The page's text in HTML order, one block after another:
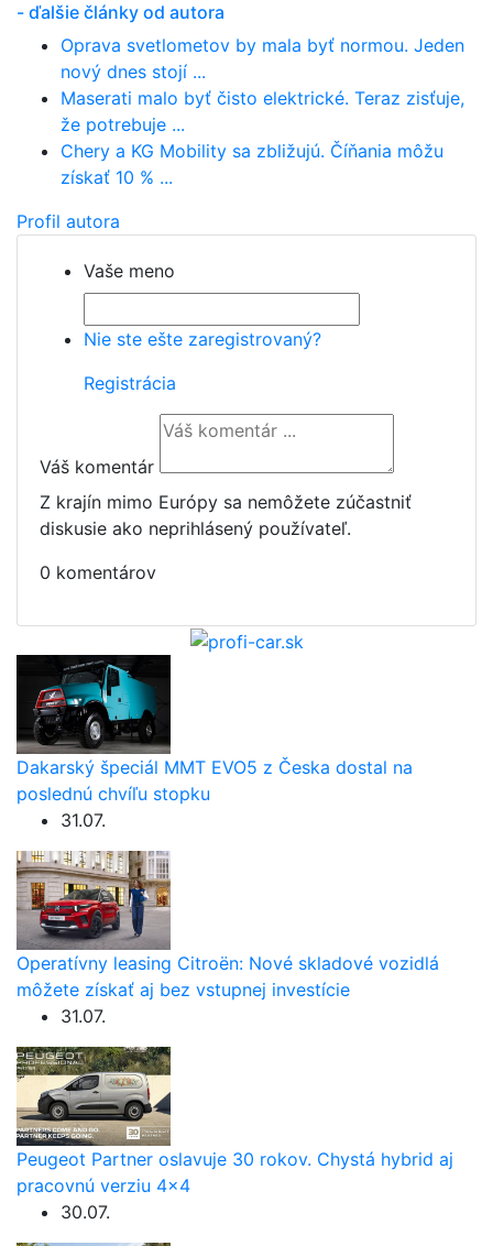
- ďalšie články od autora
Oprava svetlometov by mala byť normou. Jeden
nový dnes stojí ...
Maserati malo byť čisto elektrické. Teraz zisťuje,
že potrebuje ...
Chery a KG Mobility sa zbližujú. Číňania môžu
získať 10 % ...
Profil autora
Vaše meno
Nie ste ešte zaregistrovaný?
Registrácia
Váš komentár
Z krajín mimo Európy sa nemôžete zúčastniť
diskusie ako neprihlásený používateľ.
0 komentárov
Dakarský špeciál MMT EVO5 z Česka dostal na
poslednú chvíľu stopku
31.07.
Operatívny leasing Citroën: Nové skladové vozidlá
môžete získať aj bez vstupnej investície
31.07.
Peugeot Partner oslavuje 30 rokov. Chystá hybrid aj
pracovnú verziu 4×4
30.07.